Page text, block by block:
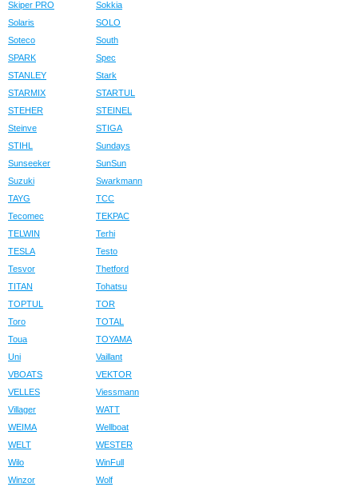
Skiper PRO
Sokkia
Solaris
SOLO
Soteco
South
SPARK
Spec
STANLEY
Stark
STARMIX
STARTUL
STEHER
STEINEL
Steinve
STIGA
STIHL
Sundays
Sunseeker
SunSun
Suzuki
Swarkmann
TAYG
TCC
Tecomec
TEKPAC
TELWIN
Terhi
TESLA
Testo
Tesvor
Thetford
TITAN
Tohatsu
TOPTUL
TOR
Toro
TOTAL
Toua
TOYAMA
Uni
Vaillant
VBOATS
VEKTOR
VELLES
Viessmann
Villager
WATT
WEIMA
Wellboat
WELT
WESTER
Wilo
WinFull
Winzor
Wolf